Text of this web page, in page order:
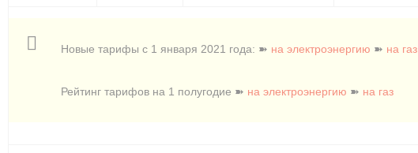
Новые тарифы с 1 января 2021 года: ➽ на электроэнергию ➽ на газ
Рейтинг тарифов на 1 полугодие ➽ на электроэнергию ➽ на газ